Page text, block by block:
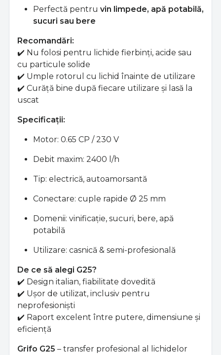
Perfectă pentru vin limpede, apă potabilă,
sucuri sau bere
Recomandări:
✔️ Nu folosi pentru lichide fierbinți, acide sau
cu particule solide
✔️ Umple rotorul cu lichid înainte de utilizare
✔️ Curăță bine după fiecare utilizare și lasă la
uscat
Specificații:
Motor: 0.65 CP / 230 V
Debit maxim: 2400 l/h
Tip: electrică, autoamorsantă
Conectare: cuple rapide Ø 25 mm
Domenii: vinificație, sucuri, bere, apă
potabilă
Utilizare: casnică & semi-profesională
De ce să alegi G25?
✔️ Design italian, fiabilitate dovedită
✔️ Ușor de utilizat, inclusiv pentru
neprofesioniști
✔️ Raport excelent între putere, dimensiune și
eficiență
Grifo G25 – transfer profesional al lichidelor